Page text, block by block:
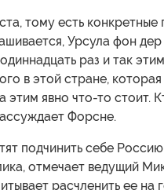
тому есть конкретные
Урсула фон
раз и так
в этой стране,
этим явно что-то стоит.
Форсне.
подчинить себе
отмечает ведущий
расчленить ее на